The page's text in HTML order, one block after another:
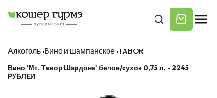
Алкоголь›Вино и шампанское›TABOR
Вино 'Мт. Тавор Шардоне' белое/сухое 0,75 л. - 2245
РУБЛЕЙ